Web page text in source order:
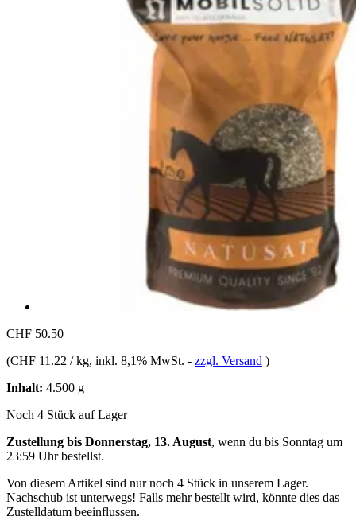
CHF 50.50
(CHF 11.22 / kg, inkl. 8,1% MwSt. - zzgl. Versand )
Inhalt: 4.500 g
Noch 4 Stück auf Lager
Zustellung bis Donnerstag, 13. August, wenn du bis Sonntag um
23:59 Uhrbestellst.
Von diesem Artikel sind nur noch 4 Stück in unserem Lager.
Nachschub ist unterwegs! Falls mehr bestellt wird, könnte dies das
Zustelldatum beeinflussen.